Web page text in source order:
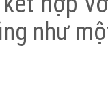
như